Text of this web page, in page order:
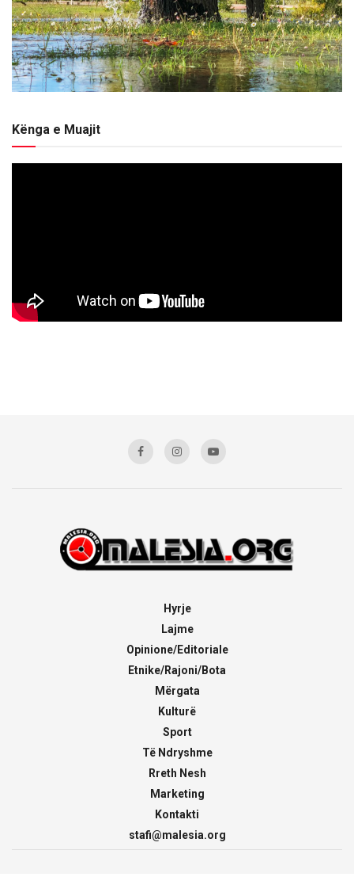
Kënga e Muajit
Hyrje
Lajme
Opinione/Editoriale
Etnike/Rajoni/Bota
Mërgata
Kulturë
Sport
Të Ndryshme
Rreth Nesh
Marketing
Kontakti
stafi@malesia.org